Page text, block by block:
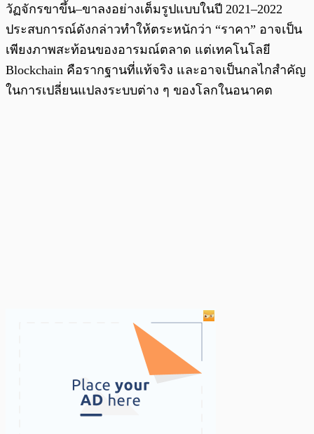
วัฏจักรขาขึ้น–ขาลงอย่างเต็มรูปแบบในปี 2021–2022
ประสบการณ์ดังกล่าวทำให้ตระหนักว่า “ราคา” อาจเป็น
เพียงภาพสะท้อนของอารมณ์ตลาด แต่เทคโนโลยี
Blockchain คือรากฐานที่แท้จริง และอาจเป็นกลไกสำคัญ
ในการเปลี่ยนแปลงระบบต่าง ๆ ของโลกในอนาคต